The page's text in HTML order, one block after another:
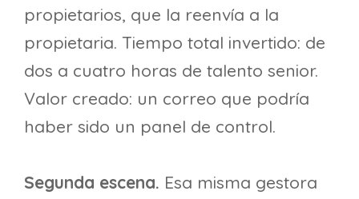
propietarios, que la reenvía a la
propietaria. Tiempo total invertido: de
dos a cuatro horas de talento senior.
Valor creado: un correo que podría
haber sido un panel de control.
Segunda escena. Esa misma gestora